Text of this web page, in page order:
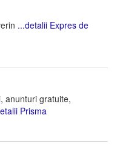
...detalii Expres de
anunturi gratuite,
Prisma